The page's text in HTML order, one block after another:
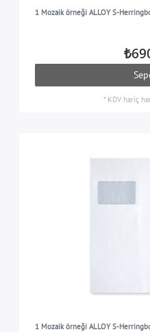
1 Mozaik örneği ALLOY S-
* KDV hariç
1 Mozaik örneği ALLOY S-